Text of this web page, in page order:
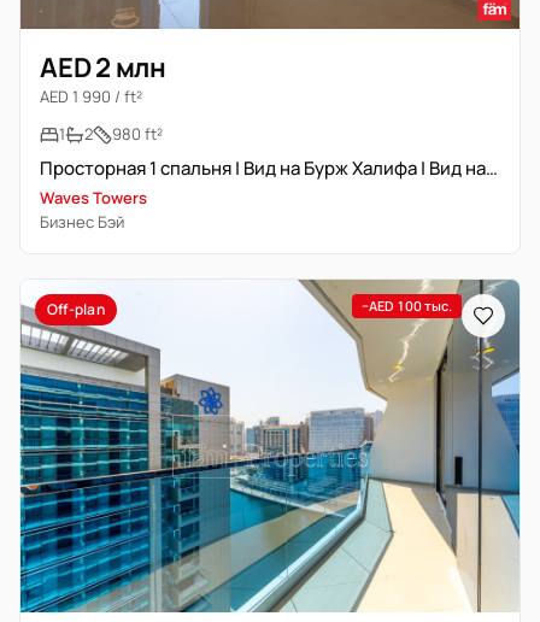
AED 2 млн
AED 1 990 / ft²
1
2 980 ft²
Просторная 1 спальня | Вид на Бурж Халифа | Вид на канал
Waves Towers
Бизнес Бэй
Off-plan −AED 100 тыс.